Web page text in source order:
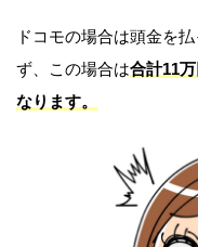
ドコモの場合は頭金を
ず、この場合は合計11
なります。